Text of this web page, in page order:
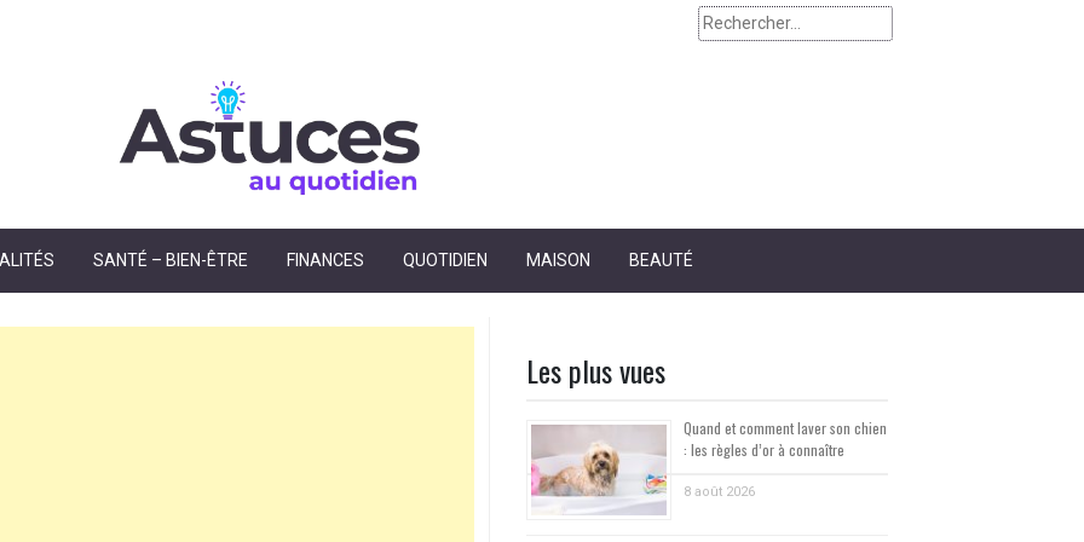
Rechercher :
SANTÉ – BIEN-ÊTRE FINANCES QUOTIDIEN MAISON BEAUTÉ
Les plus vues
Quand et comment laver son chien
: les règles d’or à connaître
8 août 2026